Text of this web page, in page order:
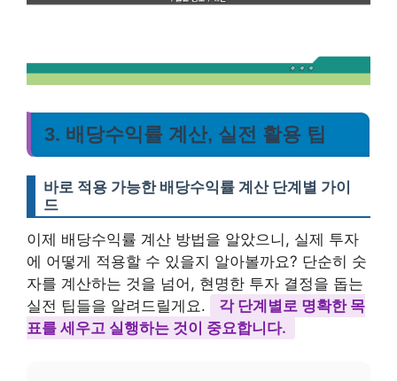
3. 배당수익률 계산, 실전 활용 팁
바로 적용 가능한 배당수익률 계산 단계별 가이
드
이제 배당수익률 계산 방법을 알았으니, 실제 투자
에 어떻게 적용할 수 있을지 알아볼까요? 단순히 숫
자를 계산하는 것을 넘어, 현명한 투자 결정을 돕는
실전 팁들을 알려드릴게요.
각 단계별로 명확한 목
표를 세우고 실행하는 것이 중요합니다.